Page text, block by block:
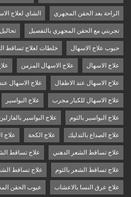
الراحة بعد الحقن المجهري الشاي لعلاج
تجربتي مع الحقن المجهري بالتفصيل
حبوب علاج الاسهال خلطات لعلاج تساقط
علاج الاسهال علاج الاسهال المزمن
علاج الاسهال عند الاطفال علاج الاسهال
علاج الاسهال للكبار مجرب علاج البواسير
علاج البواسير بالثوم علاج البواسير بالفازلين
علاج الصداع بالتدليك علاج الكحة علاج
علاج تساقط الشعر الدهني علاج تساقط
علاج تساقط الشعر بالثوم علاج تساقط
علاج عرق النسا بالاعشاب عيوب الحقن